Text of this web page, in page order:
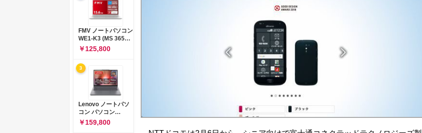
Windows 11
Microsoft Office
2024搭載 WPS
Office搭載 カメラシ
ャッター 指紋認証 薄
型 Copilotキー搭載
ナチュラルシルバー
FMV ノートパソコン
WE1-K3 (MS 365
Personal/Copilotキ
ー搭載/Win 11/15.6
型/Core
i5/16GB/SSD
512GB/ホワイト)
FMVWK3E15W_AZ
￥125,800
3
Lenovo ノートパソ
コン パソコン
IdeaPad Slim 3 14.0
インチ AMD
￥159,800